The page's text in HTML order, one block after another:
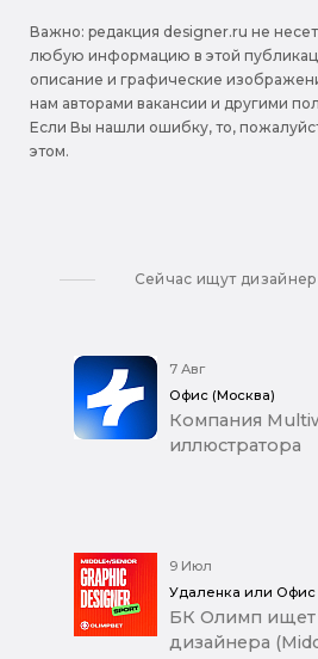
Важно: pедакция designer.ru не несет
любую информацию в этой
описание и графические
нам авторами вакансии и другими
Если Вы нашли ошибку, то,
этом.
Сейчас ищут
7 Авг
Офис (Москва)
Компания
иллюстратора
9 Июл
Удаленка или Офис
БК Олимп ищет
дизайнера